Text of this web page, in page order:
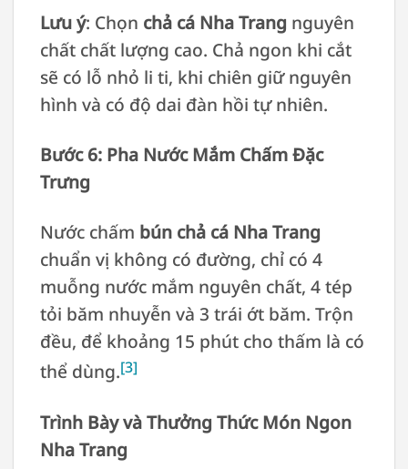
Lưu ý: Chọn chả cá Nha Trang nguyên
chất chất lượng cao. Chả ngon khi cắt
sẽ có lỗ nhỏ li ti, khi chiên giữ nguyên
hình và có độ dai đàn hồi tự nhiên.
Bước 6: Pha Nước Mắm Chấm Đặc
Trưng
Nước chấm bún chả cá Nha Trang
chuẩn vị không có đường, chỉ có 4
muỗng nước mắm nguyên chất, 4 tép
tỏi băm nhuyễn và 3 trái ớt băm. Trộn
đều, để khoảng 15 phút cho thấm là có
thể dùng.[3]
Trình Bày và Thưởng Thức Món Ngon
Nha Trang